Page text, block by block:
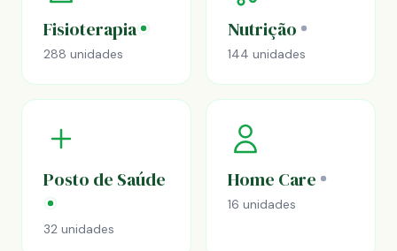
Fisioterapia
288 unidades
Nutrição
144 unidades
Posto de Saúde
32 unidades
Home Care
16 unidades